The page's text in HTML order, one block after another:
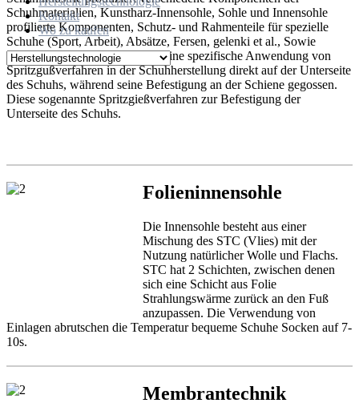
Kontakt
Wo zu kaufen
Schuhmaterialien, Kunstharz-Innensohle, Sohle und Innensohle
profilierte Komponenten, Schutz- und Rahmenteile für spezielle
Schuhe (Sport, Arbeit), Absätze, Fersen, gelenki et al., Sowie
Schuhe tselnoformovannuyu . Eine spezifische Anwendung von
Spritzgußverfahren in der Schuhherstellung direkt auf der Unterseite
des Schuhs, während seine Befestigung an der Schiene gegossen.
Diese sogenannte Spritzgießverfahren zur Befestigung der
Unterseite des Schuhs.
Folieninnensohle
Die Innensohle besteht aus einer
Mischung des STC (Vlies) mit der
Nutzung natürlicher Wolle und Flachs.
STC hat 2 Schichten, zwischen denen
sich eine Schicht aus Folie
Strahlungswärme zurück an den Fuß
anzupassen. Die Verwendung von
Einlagen abrutschen die Temperatur bequeme Schuhe Socken auf 7-
10s.
Membrantechnik